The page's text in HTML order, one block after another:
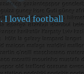
I loved football